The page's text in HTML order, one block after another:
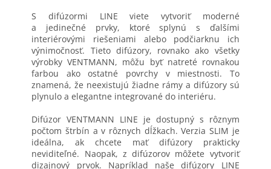
S difúzormi LINE viete vytvoriť moderné
a jedinečné prvky, ktoré splynú s ďalšími
interiérovými riešeniami alebo podčiarknu ich
výnimočnosť. Tieto difúzory, rovnako ako všetky
výrobky VENTMANN, môžu byť natreté rovnakou
farbou ako ostatné povrchy v miestnosti. To
znamená, že neexistujú žiadne rámy a difúzory sú
plynulo a elegantne integrované do interiéru.
Difúzor VENTMANN LINE je dostupný s rôznym
počtom štrbín a v rôznych dĺžkach. Verzia SLIM je
ideálna, ak chcete mať difúzory prakticky
neviditeľné. Naopak, z difúzorov môžete vytvoriť
dizajnový prvok. Napríklad naše difúzory LINE